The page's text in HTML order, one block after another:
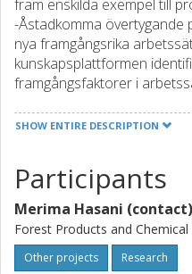
fram enskilda exempel till
-Åstadkomma
nya framgångsrika
kunskapsplattformen
framgångsfaktorer i
etablera kunskap för ökad
SHOW ENTIRE DESCRIPTION
Participants
Merima Hasani (contact)
Forest Products and Chemical
Other projects Research